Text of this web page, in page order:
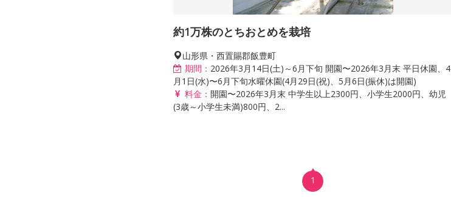
約1万株のとちおとめを栽培
山形県・西置賜郡飯豊町
期間： 2026年3月14日(土)～6月下旬 開園〜2026年3月末 平日休園、4
月1日(水)〜6月下旬水曜休園(4月29日(祝)、5月6日(振休)は開園)
料金： 開園〜2026年3月末 中学生以上2300円、小学生2000円、幼児
(3歳～小学生未満)800円、2...
1